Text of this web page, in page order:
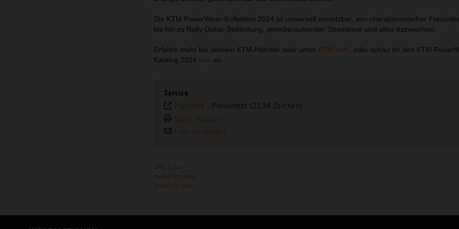
Die KTM PowerWear-Kollektion 2024 ist universell einsetzbar, von charakteristischer
bis hin zu Rally-Dakar-Bekleidung, atemberaubender Streetwear und alles dazwischen.
Erfahre mehr bei deinem KTM-Händler oder unter KTM.com, oder schau dir den KTM
Katalog 2024 hier an.
Service
Plaintext - Pressetext (2134 Zeichen)
Seite drucken
Link versenden
media.ktm.com
press.ktm.com